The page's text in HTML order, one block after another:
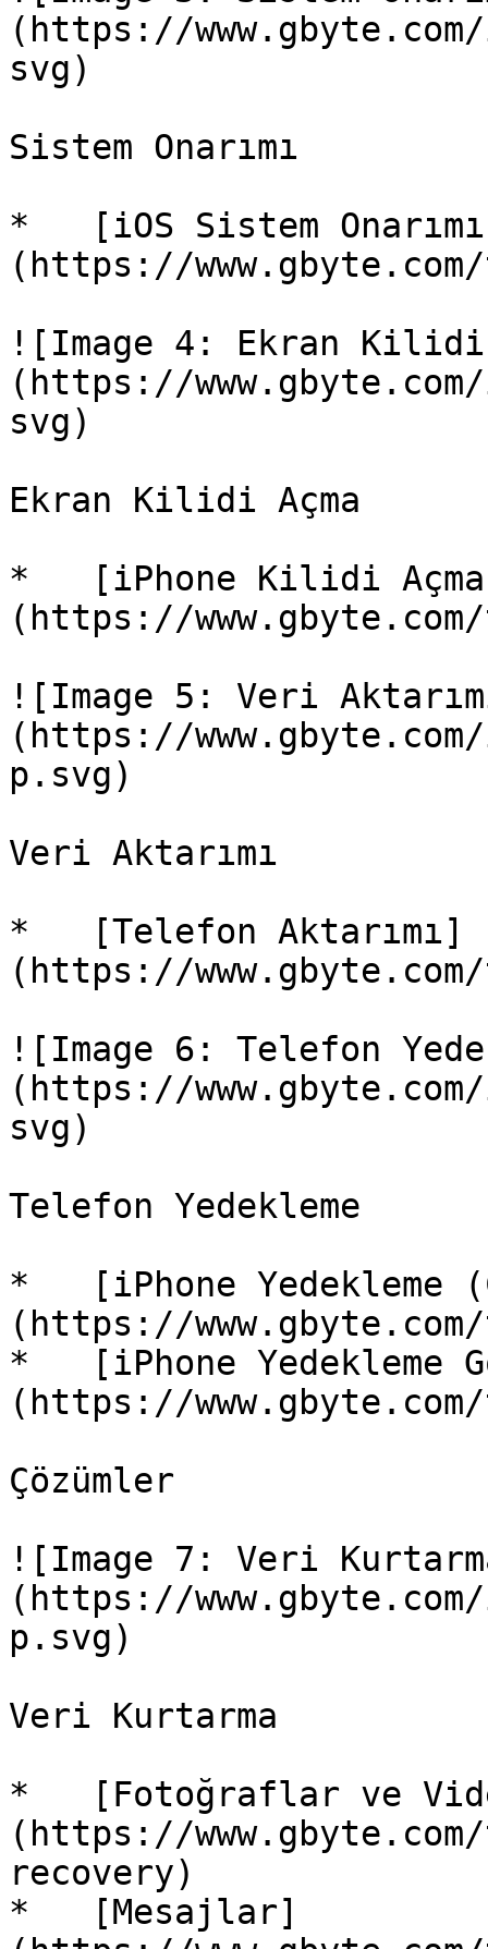
(https://
svg)
Sistem Onarımı
*   [iOS Sistem
(https://
![Image 4: Ekran Kilidi
(https://www.gbyte.com/
svg)
Ekran Kilidi Açma
*   [iPhone Kilidi
(https://
![Image 5: Veri
(https://
p.svg)
Veri Aktarımı
*   [Telefon Aktarımı]
(https://
![Image 6: Telefon
(https://www.gbyte.com/
svg)
Telefon Yedekleme
*   [iPhone Yedekleme
(https://
*   [iPhone Yedekleme
(https://
Çözümler
![Image 7: Veri
(https://www.gbyte.com/
p.svg)
Veri Kurtarma
*   [Fotoğraflar ve
(https://
recovery)
*   [Mesajlar]